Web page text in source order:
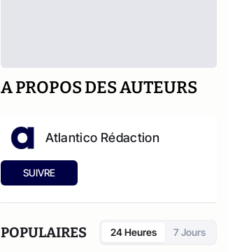
A PROPOS DES AUTEURS
Atlantico Rédaction
SUIVRE
POPULAIRES 24 Heures 7 Jours